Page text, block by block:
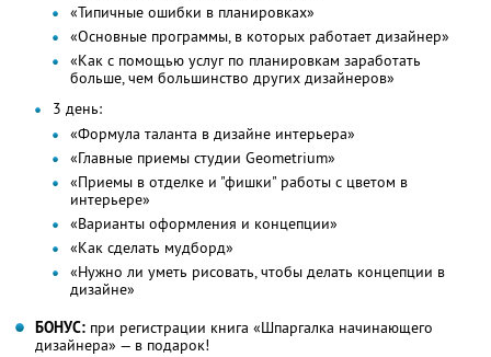
«Типичные ошибки в планировках»
«Основные программы, в которых работает дизайнер»
«Как с помощью услуг по планировкам заработать
больше, чем большинство других дизайнеров»
3 день:
«Формула таланта в дизайне интерьера»
«Главные приемы студии Geometrium»
«Приемы в отделке и "фишки" работы с цветом в
интерьере»
«Варианты оформления и концепции»
«Как сделать мудборд»
«Нужно ли уметь рисовать, чтобы делать концепции в
дизайне»
БОНУС: при регистрации книга «Шпаргалка начинающего
дизайнера» — в подарок!